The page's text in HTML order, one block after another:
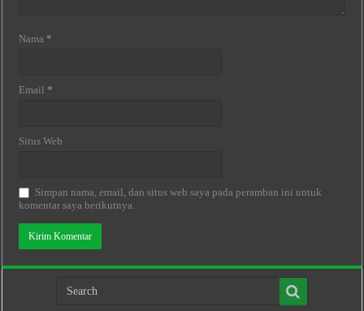
Nama *
Email *
Situs Web
Simpan nama, email, dan situs web saya pada peramban ini untuk
komentar saya berikutnya.